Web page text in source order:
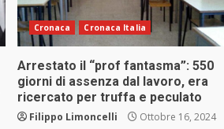
Cronaca Cronaca Italia
Arrestato il “prof fantasma”: 550
giorni di assenza dal lavoro, era
ricercato per truffa e peculato
Filippo Limoncelli Ottobre 16, 2024